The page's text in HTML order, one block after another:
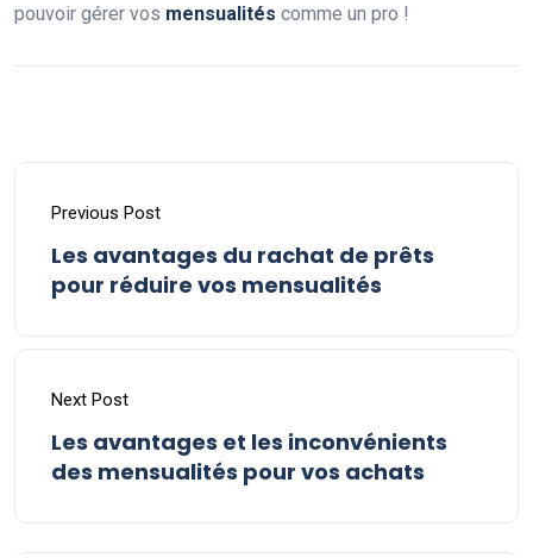
pouvoir gérer vos mensualités comme un pro !
Previous Post
Les avantages du rachat de prêts
pour réduire vos mensualités
Next Post
Les avantages et les inconvénients
des mensualités pour vos achats